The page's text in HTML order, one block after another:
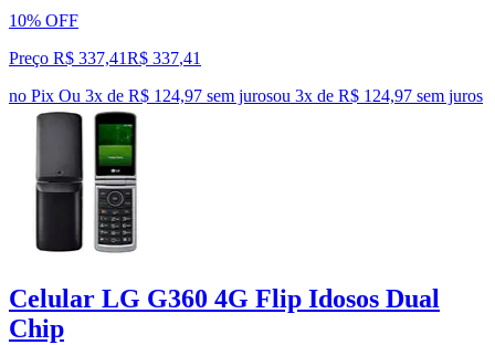
10% OFF
Preço R$ 337,41R$ 337,41
no Pix Ou 3x de R$ 124,97 sem jurosou 3x de R$ 124,97 sem juros
Celular LG G360 4G Flip Idosos Dual
Chip